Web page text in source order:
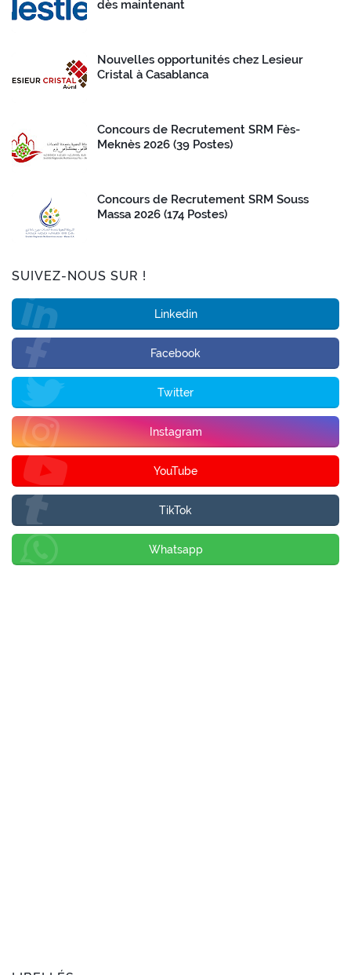
dès maintenant
Nouvelles opportunités chez Lesieur
Cristal à Casablanca
Concours de Recrutement SRM Fès-
Meknès 2026 (39 Postes)
Concours de Recrutement SRM Souss
Massa 2026 (174 Postes)
SUIVEZ-NOUS SUR !
Linkedin
Facebook
Twitter
Instagram
YouTube
TikTok
Whatsapp